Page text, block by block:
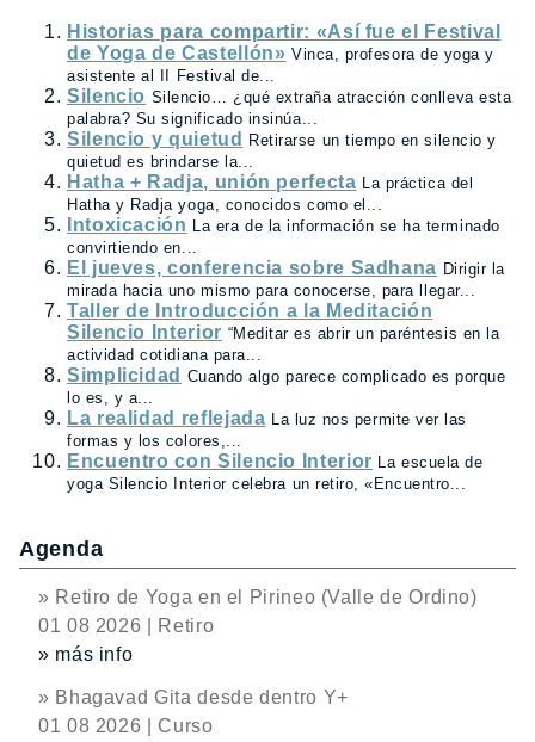
Historias para compartir: «Así fue el Festival
de Yoga de Castellón» Vinca, profesora de yoga y
asistente al II Festival de...
Silencio Silencio… ¿qué extraña atracción conlleva esta
palabra? Su significado insinúa...
Silencio y quietud
Retirarse un tiempo en silencio y
quietud es brindarse la...
Hatha + Radja, unión perfecta
La práctica del
Hatha y Radja yoga, conocidos como el...
Intoxicación
La era de la información se ha terminado
convirtiendo en...
El jueves, conferencia sobre Sadhana Dirigir la
mirada hacia uno mismo para conocerse, para llegar...
Taller de Introducción a la Meditación
Silencio Interior “Meditar es abrir un paréntesis en la
actividad cotidiana para...
Simplicidad Cuando algo parece complicado es porque
lo es, y a...
La realidad reflejada
La luz nos permite ver las
formas y los colores,...
Encuentro con Silencio Interior
La escuela de
yoga Silencio Interior celebra un retiro, «Encuentro...
Agenda
» Retiro de Yoga en el Pirineo (Valle de Ordino)
01 08 2026 | Retiro
» más info
» Bhagavad Gita desde dentro Y+
01 08 2026 | Curso